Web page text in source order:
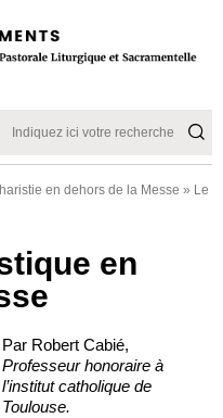
en dehors de la Messe » Le
en
Par Robert Cabié,
Professeur honoraire à
l’institut catholique de
Toulouse.